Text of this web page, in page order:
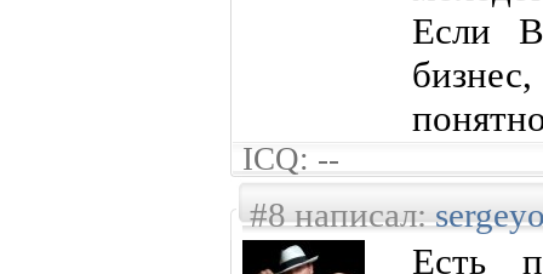
Если
ICQ: --
#8 написал:
Есть